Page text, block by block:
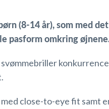
(8-14 år), som med
pasform omkring
close-to-eye fit